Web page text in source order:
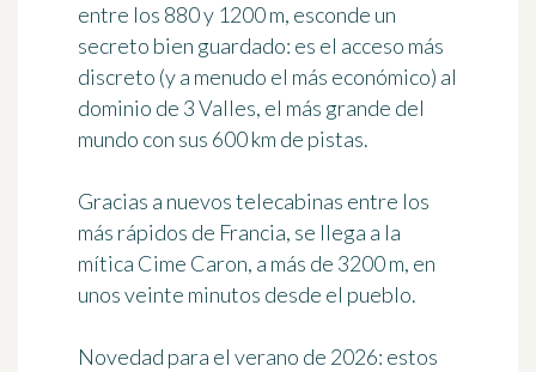
entre los 880 y 1200 m, esconde un
secreto bien guardado: es el acceso más
discreto (y a menudo el más económico) al
dominio de 3 Valles, el más grande del
mundo con sus 600 km de pistas.
Gracias a nuevos telecabinas entre los
más rápidos de Francia, se llega a la
mítica Cime Caron, a más de 3200 m, en
unos veinte minutos desde el pueblo.
Novedad para el verano de 2026: estos